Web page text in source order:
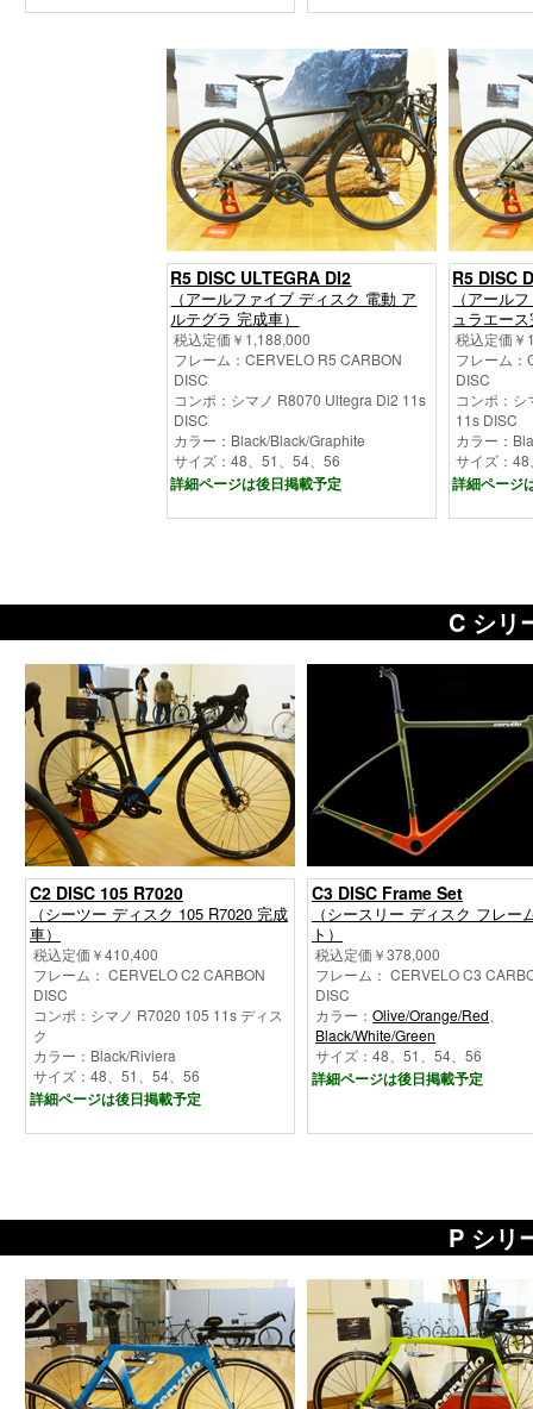
R5 DISC ULTEGRA DI2
（アールファイブ ディスク 電動 ア
ルテグラ 完成車）
税込定価￥1,188,000
フレーム：CERVELO R5 CARBON
DISC
コンポ：シマノ R8070 Ultegra Di2 11s
DISC
カラー：Black/Black/Graphite
サイズ：48、51、54、56
詳細ページは後日掲載予定
R5 DISC
（アール
ュラエー
税込定価
フレーム
DISC
コンポ：
11s DISC
カラー：
サイズ：
詳細ページ
C シリ
C2 DISC 105 R7020
（シーツー ディスク 105 R7020 完成
車）
税込定価￥410,400
フレーム： CERVELO C2 CARBON
DISC
コンポ：シマノ R7020 105 11s ディス
ク
カラー：Black/Riviera
サイズ：48、51、54、56
詳細ページは後日掲載予定
C3 DISC Frame Set
（シースリー ディスク フレー
ト）
税込定価￥378,000
フレーム： CERVELO C3
DISC
カラー： Olive/Orange/Red
Black/White/Green
サイズ：48、51、54、56
詳細ページは後日掲載予定
P シリ